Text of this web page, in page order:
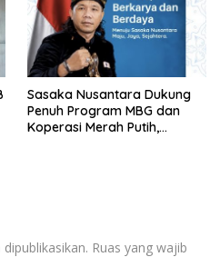
Sasaka Nusantara Dukung
Penuh Program MBG dan
Koperasi Merah Putih,
Ruas yang wajib